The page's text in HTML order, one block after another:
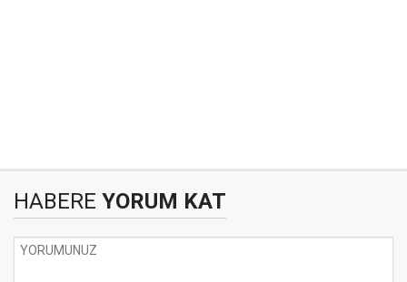
HABERE YORUM KAT